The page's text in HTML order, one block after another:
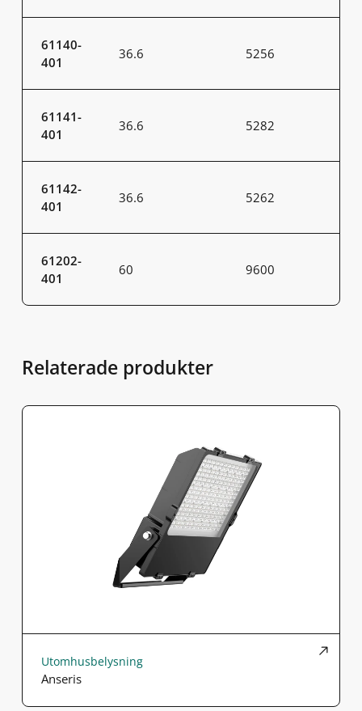
61140-
401
36.6 5256
61141-
401
36.6 5282
61142-
401
36.6 5262
61202-
401
60 9600
Relaterade produkter
Utomhusbelysning
Anseris